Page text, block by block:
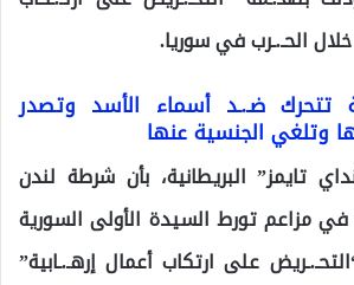
خلال الحـ.ـرب في سوريا.
تتحرك ضـ.ـد أسماء الأسد وتصدر
وتلغي الجنسية عنها
تايمز” البريطانية، بأن شرطة لندن
مزاعم تورط السيدة الأولى السورية
على ارتكاب أعمال إرهـ.ـابية”